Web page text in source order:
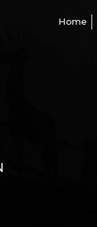
Home